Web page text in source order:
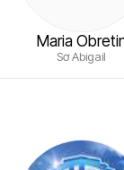
Maria
Sơ Abigail